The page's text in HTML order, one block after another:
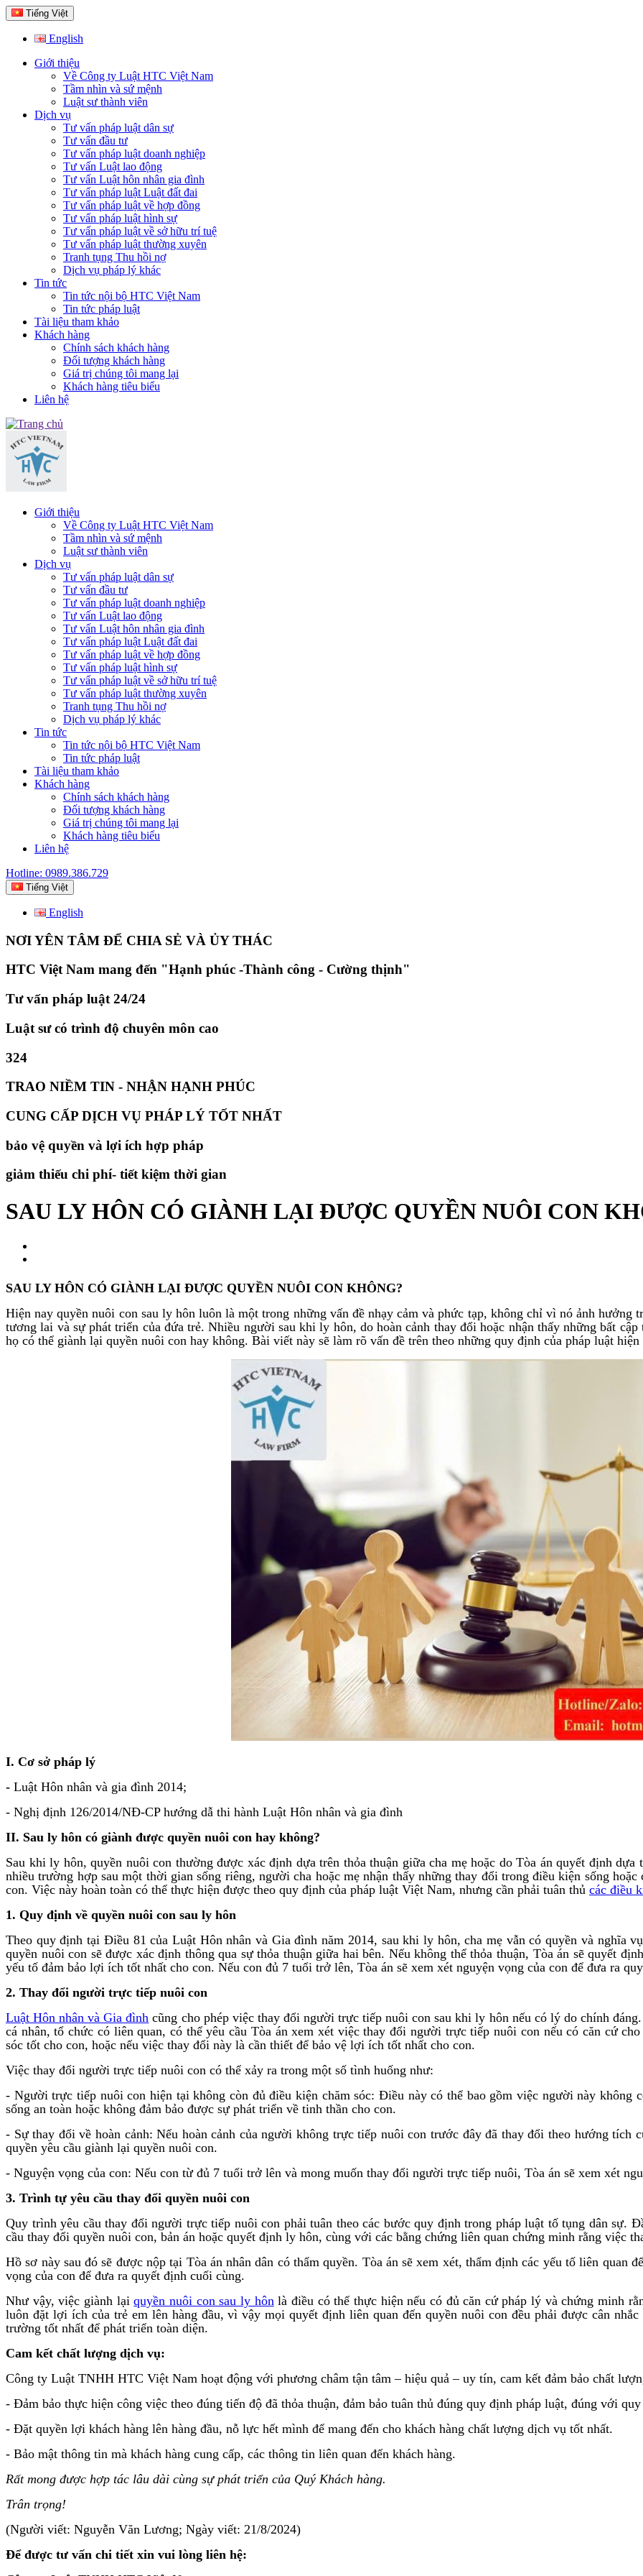
Tiếng Việt
English
Giới thiệu
Về Công ty Luật HTC Việt Nam
Tầm nhìn và sứ mệnh
Luật sư thành viên
Dịch vụ
Tư vấn pháp luật dân sự
Tư vấn đầu tư
Tư vấn pháp luật doanh nghiệp
Tư vấn Luật lao động
Tư vấn Luật hôn nhân gia đình
Tư vấn pháp luật Luật đất đai
Tư vấn pháp luật về hợp đồng
Tư vấn pháp luật hình sự
Tư vấn pháp luật về sở hữu trí tuệ
Tư vấn pháp luật thường xuyên
Tranh tụng Thu hồi nợ
Dịch vụ pháp lý khác
Tin tức
Tin tức nội bộ HTC Việt Nam
Tin tức pháp luật
Tài liệu tham khảo
Khách hàng
Chính sách khách hàng
Đối tượng khách hàng
Giá trị chúng tôi mang lại
Khách hàng tiêu biểu
Liên hệ
Giới thiệu
Về Công ty Luật HTC Việt Nam
Tầm nhìn và sứ mệnh
Luật sư thành viên
Dịch vụ
Tư vấn pháp luật dân sự
Tư vấn đầu tư
Tư vấn pháp luật doanh nghiệp
Tư vấn Luật lao động
Tư vấn Luật hôn nhân gia đình
Tư vấn pháp luật Luật đất đai
Tư vấn pháp luật về hợp đồng
Tư vấn pháp luật hình sự
Tư vấn pháp luật về sở hữu trí tuệ
Tư vấn pháp luật thường xuyên
Tranh tụng Thu hồi nợ
Dịch vụ pháp lý khác
Tin tức
Tin tức nội bộ HTC Việt Nam
Tin tức pháp luật
Tài liệu tham khảo
Khách hàng
Chính sách khách hàng
Đối tượng khách hàng
Giá trị chúng tôi mang lại
Khách hàng tiêu biểu
Liên hệ
Hotline: 0989.386.729
Tiếng Việt
English
NƠI YÊN TÂM ĐỂ CHIA SẺ VÀ ỦY THÁC
HTC Việt Nam mang đến "Hạnh phúc -Thành công - Cường thịnh"
Tư vấn pháp luật 24/24
Luật sư có trình độ chuyên môn cao
324
TRAO NIỀM TIN - NHẬN HẠNH PHÚC
CUNG CẤP DỊCH VỤ PHÁP LÝ TỐT NHẤT
bảo vệ quyền và lợi ích hợp pháp
giảm thiếu chi phí- tiết kiệm thời gian
​SAU LY HÔN CÓ GIÀNH LẠI ĐƯỢC QUYỀN NUÔI CON
SAU LY HÔN CÓ GIÀNH LẠI ĐƯỢC QUYỀN NUÔI CON KHÔNG?
Hiện nay quyền nuôi con sau ly hôn luôn là một trong những vấn đề nhạy cảm và phức tạp, không chỉ vì nó ảnh
tương lai và sự phát triển của đứa trẻ. Nhiều người sau khi ly hôn, do hoàn cảnh thay đổi hoặc nhận thấy những bất
họ có thể giành lại quyền nuôi con hay không. Bài viết này sẽ làm rõ vấn đề trên theo những quy định của pháp luật hiện
I. Cơ sở pháp lý
- Luật Hôn nhân và gia đình 2014;
- Nghị định 126/2014/NĐ-CP hướng dẫ thi hành Luật Hôn nhân và gia đình
II. Sau ly hôn có giành được quyền nuôi con hay không?
Sau khi ly hôn, quyền nuôi con thường được xác định dựa trên thỏa thuận giữa cha mẹ hoặc do Tòa án quyết định
nhiều trường hợp sau một thời gian sống riêng, người cha hoặc mẹ nhận thấy những thay đổi trong điều kiện sống
con. Việc này hoàn toàn có thể thực hiện được theo quy định của pháp luật Việt Nam, nhưng cần phải tuân thủ các điều
1. Quy định về quyền nuôi con sau ly hôn
Theo quy định tại Điều 81 của Luật Hôn nhân và Gia đình năm 2014, sau khi ly hôn, cha mẹ vẫn có quyền và nghĩa
quyền nuôi con sẽ được xác định thông qua sự thỏa thuận giữa hai bên. Nếu không thể thỏa thuận, Tòa án sẽ quyết
yếu tố đảm bảo lợi ích tốt nhất cho con. Nếu con đủ 7 tuổi trở lên, Tòa án sẽ xem xét nguyện vọng của con để đưa ra
2. Thay đổi người trực tiếp nuôi con
Luật Hôn nhân và Gia đình cũng cho phép việc thay đổi người trực tiếp nuôi con sau khi ly hôn nếu có lý do chính
cá nhân, tổ chức có liên quan, có thể yêu cầu Tòa án xem xét việc thay đổi người trực tiếp nuôi con nếu có căn cứ
sóc tốt cho con, hoặc nếu việc thay đổi này là cần thiết để bảo vệ lợi ích tốt nhất cho con.
Việc thay đổi người trực tiếp nuôi con có thể xảy ra trong một số tình huống như:
- Người trực tiếp nuôi con hiện tại không còn đủ điều kiện chăm sóc: Điều này có thể bao gồm việc người này không
sống an toàn hoặc không đảm bảo được sự phát triển về tinh thần cho con.
- Sự thay đổi về hoàn cảnh: Nếu hoàn cảnh của người không trực tiếp nuôi con trước đây đã thay đổi theo hướng tích
quyền yêu cầu giành lại quyền nuôi con.
- Nguyện vọng của con: Nếu con từ đủ 7 tuổi trở lên và mong muốn thay đổi người trực tiếp nuôi, Tòa án sẽ xem xét
3. Trình tự yêu cầu thay đổi quyền nuôi con
Quy trình yêu cầu thay đổi người trực tiếp nuôi con phải tuân theo các bước quy định trong pháp luật tố tụng dân sự.
cầu thay đổi quyền nuôi con, bản án hoặc quyết định ly hôn, cùng với các bằng chứng liên quan chứng minh rằng việc
Hồ sơ này sau đó sẽ được nộp tại Tòa án nhân dân có thẩm quyền. Tòa án sẽ xem xét, thẩm định các yếu tố liên quan
vọng của con để đưa ra quyết định cuối cùng.
Như vậy, việc giành lạiquyền nuôi con sau ly hôn là điều có thể thực hiện nếu có đủ căn cứ pháp lý và chứng minh
luôn đặt lợi ích của trẻ em lên hàng đầu, vì vậy mọi quyết định liên quan đến quyền nuôi con đều phải được cân
trường tốt nhất để phát triển toàn diện.
Cam kết chất lượng dịch vụ:
Công ty Luật TNHH HTC Việt Nam hoạt động với phương châm tận tâm – hiệu quả – uy tín, cam kết đảm bảo chất
- Đảm bảo thực hiện công việc theo đúng tiến độ đã thỏa thuận, đảm bảo tuân thủ đúng quy định pháp luật, đúng với
- Đặt quyền lợi khách hàng lên hàng đầu, nỗ lực hết mình để mang đến cho khách hàng chất lượng dịch vụ tốt nhất.
- Bảo mật thông tin mà khách hàng cung cấp, các thông tin liên quan đến khách hàng.
Rất mong được hợp tác lâu dài cùng sự phát triển của Quý Khách hàng.
Trân trọng!
(Người viết: Nguyễn Văn Lương; Ngày viết: 21/8/2024)
Để được tư vấn chi tiết xin vui lòng liên hệ: